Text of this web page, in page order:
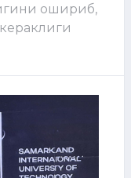
ошириб,